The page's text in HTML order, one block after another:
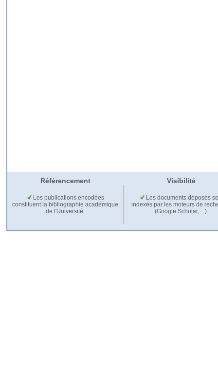
Référencement Visibilité
Les publications encodées
constituent la bibliographie académique
de l'Université.
Les documents déposés
indexés par les moteurs de
(Google Scholar,…).